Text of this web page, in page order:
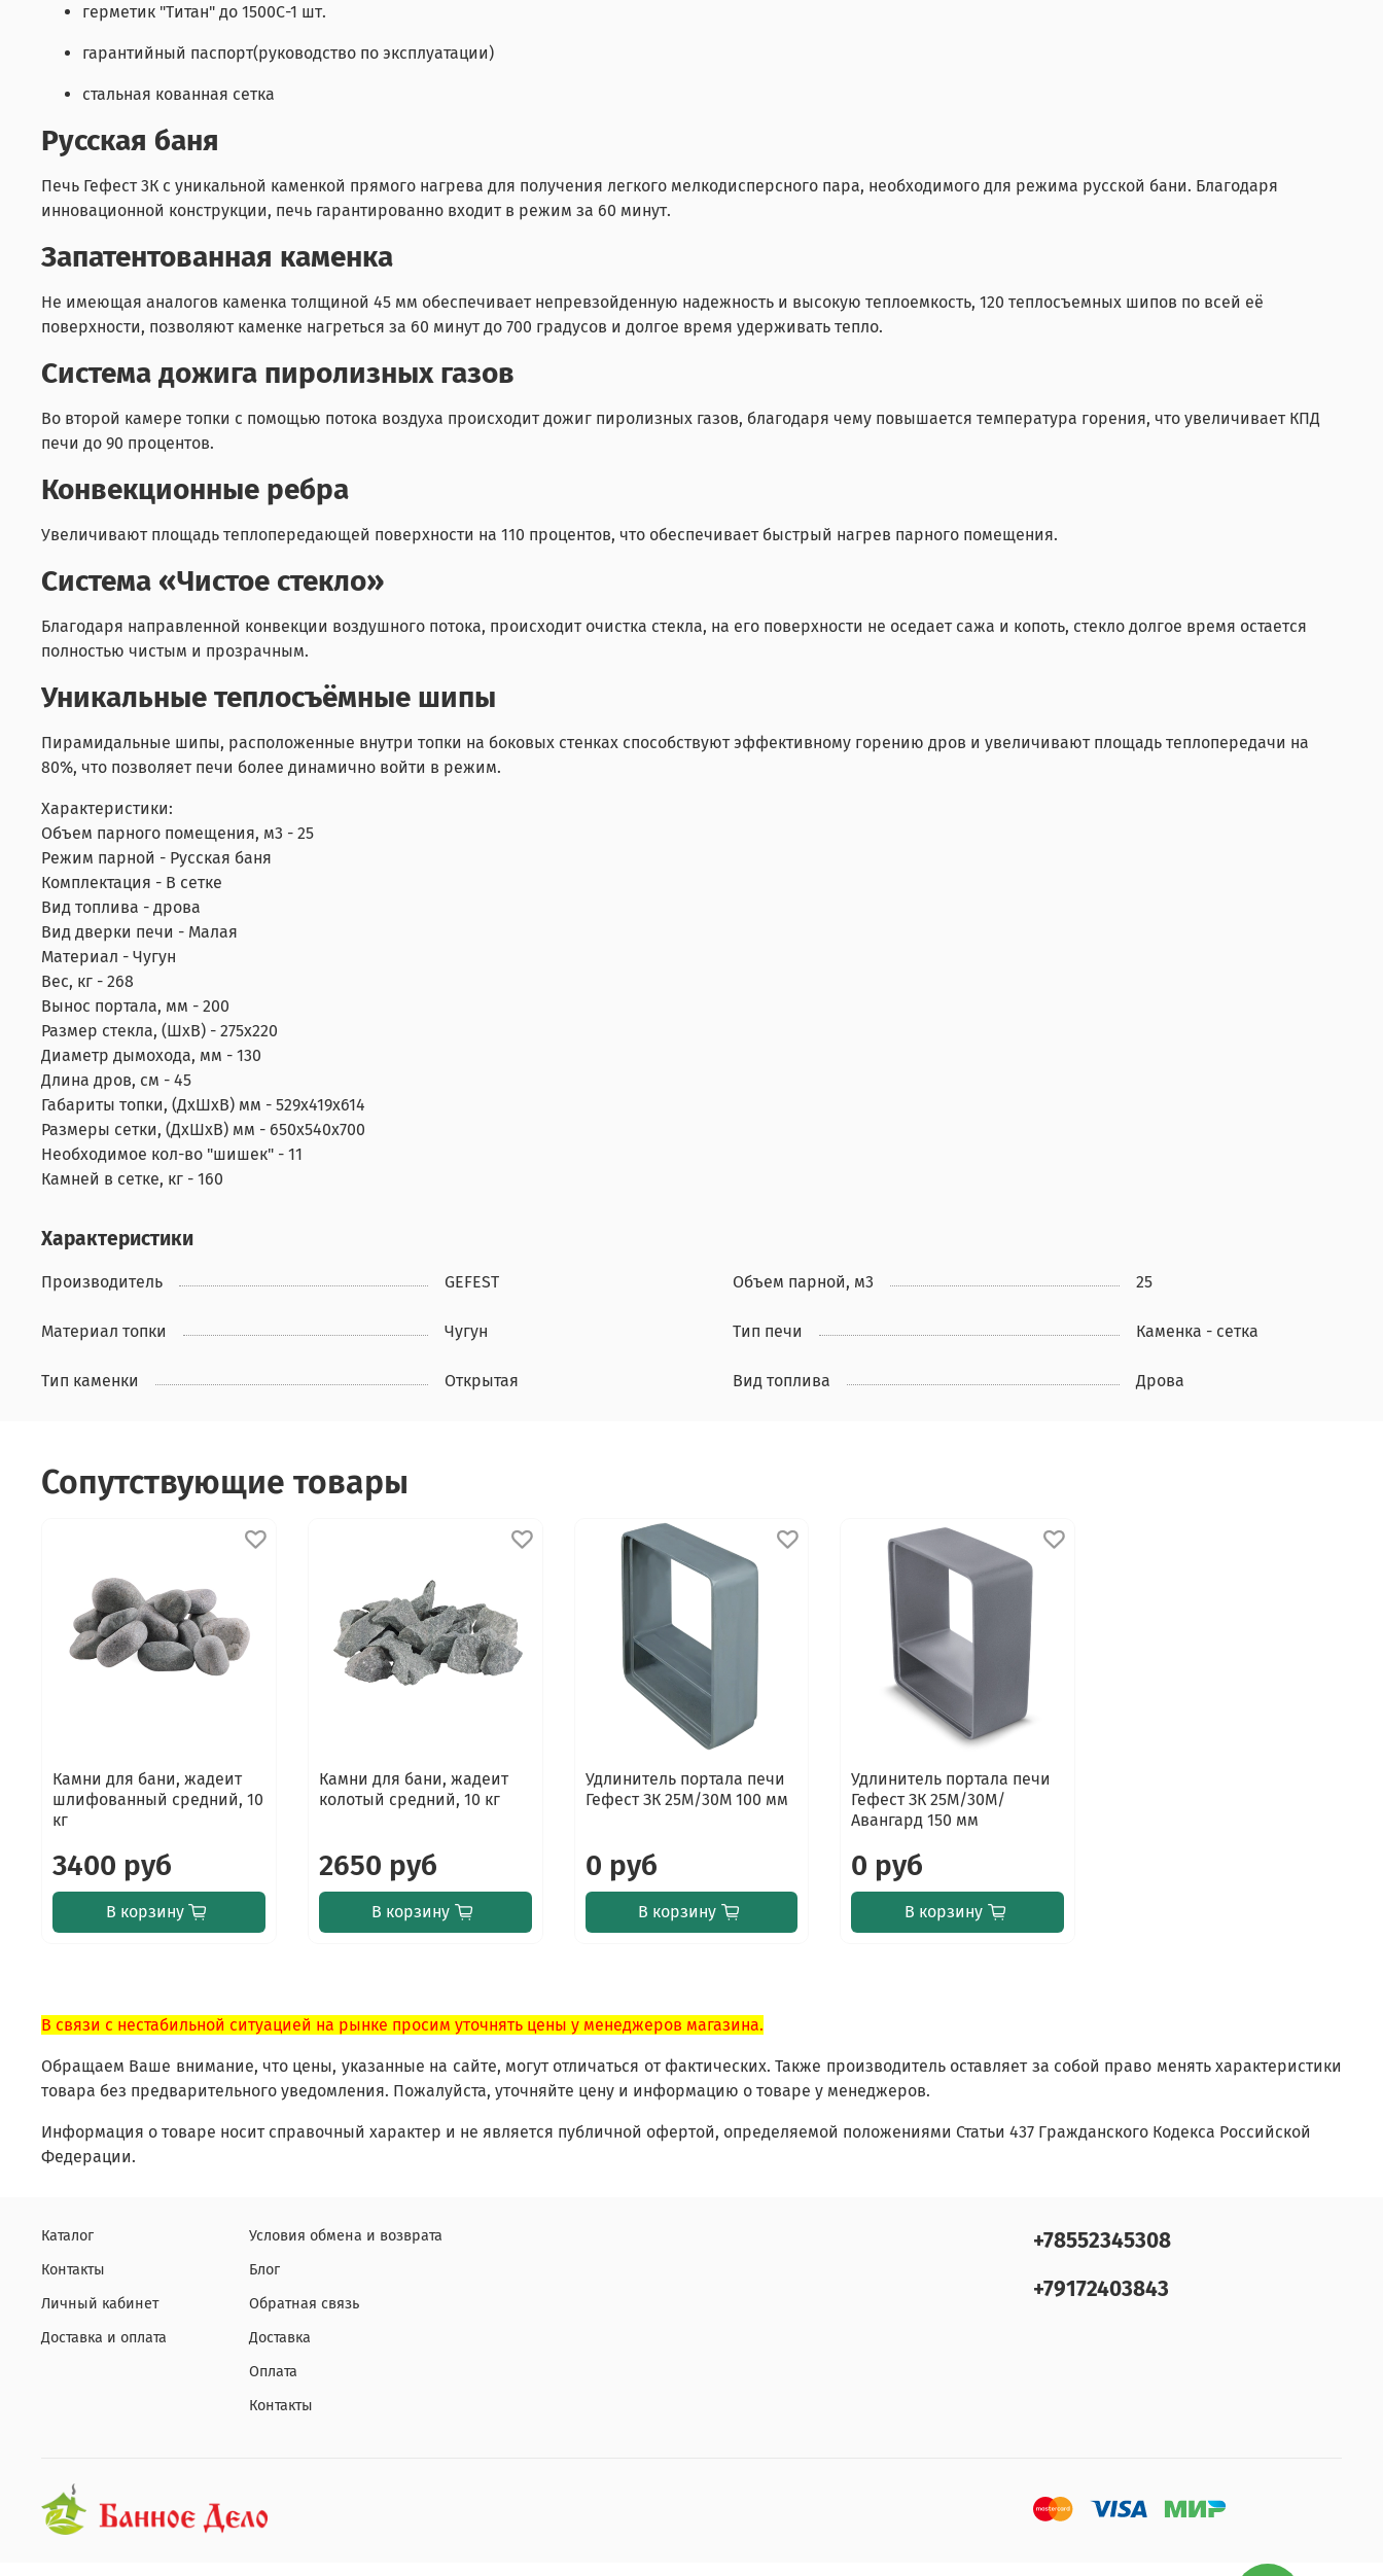
герметик "Титан" до 1500С-1 шт.
гарантийный паспорт(руководство по эксплуатации)
стальная кованная сетка
Русская баня
Печь Гефест 3К с уникальной каменкой прямого нагрева для получения легкого мелкодисперсного пара, необходимого для режима русской бани. Благодаря
инновационной конструкции, печь гарантированно входит в режим за 60 минут.
Запатентованная каменка
Не имеющая аналогов каменка толщиной 45 мм обеспечивает непревзойденную надежность и высокую теплоемкость, 120 теплосъемных шипов по всей её
поверхности, позволяют каменке нагреться за 60 минут до 700 градусов и долгое время удерживать тепло.
Система дожига пиролизных газов
Во второй камере топки с помощью потока воздуха происходит дожиг пиролизных газов, благодаря чему повышается температура горения, что увеличивает КПД
печи до 90 процентов.
Конвекционные ребра
Увеличивают площадь теплопередающей поверхности на 110 процентов, что обеспечивает быстрый нагрев парного помещения.
Система «Чистое стекло»
Благодаря направленной конвекции воздушного потока, происходит очистка стекла, на его поверхности не оседает сажа и копоть, стекло долгое время остается
полностью чистым и прозрачным.
Уникальные теплосъёмные шипы
Пирамидальные шипы, расположенные внутри топки на боковых стенках способствуют эффективному горению дров и увеличивают площадь теплопередачи на
80%, что позволяет печи более динамично войти в режим.
Характеристики:
Объем парного помещения, м3 - 25
Режим парной - Русская баня
Комплектация - В сетке
Вид топлива - дрова
Вид дверки печи - Малая
Материал - Чугун
Вес, кг - 268
Вынос портала, мм - 200
Размер стекла, (ШхВ) - 275х220
Диаметр дымохода, мм - 130
Длина дров, см - 45
Габариты топки, (ДхШхВ) мм - 529х419х614
Размеры сетки, (ДхШхВ) мм - 650х540х700
Необходимое кол-во "шишек" - 11
Камней в сетке, кг - 160
Характеристики
Производитель GEFEST Объем парной, м3 25
Материал топки Чугун Тип печи Каменка - сетка
Тип каменки Открытая Вид топлива Дрова
Сопутствующие товары
Камни для бани, жадеит
шлифованный средний, 10
кг
3400 руб
В корзину
Камни для бани, жадеит
колотый средний, 10 кг
2650 руб
В корзину
Удлинитель портала печи
Гефест ЗК 25М/30М 100 мм
0 руб
В корзину
Удлинитель портала печи
Гефест ЗК 25М/30М/
Авангард 150 мм
0 руб
В корзину
В связи с нестабильной ситуацией на рынке просим уточнять цены у менеджеров магазина.
Обращаем Ваше внимание, что цены, указанные на сайте, могут отличаться от фактических. Также производитель оставляет за собой право менять характеристики
товара без предварительного уведомления. Пожалуйста, уточняйте цену и информацию о товаре у менеджеров.
Информация о товаре носит справочный характер и не является публичной офертой, определяемой положениями Статьи 437 Гражданского Кодекса Российской
Федерации.
Каталог
Контакты
Личный кабинет
Доставка и оплата
Условия обмена и возврата
Блог
Обратная связь
Доставка
Оплата
Контакты
+78552345308
+79172403843